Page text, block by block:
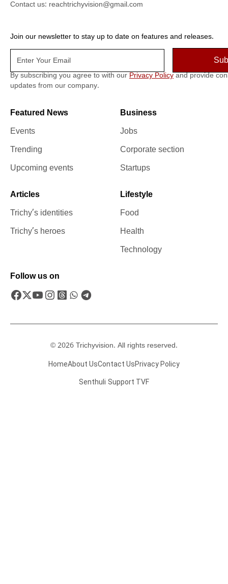
Contact us: reachtrichyvision@gmail.com
Join our newsletter to stay up to date on features and releases.
By subscribing you agree to with our Privacy Policy and provide
updates from our company.
Featured News
Events
Trending
Upcoming events
Business
Jobs
Corporate section
Startups
Articles
Trichy’s identities
Trichy’s heroes
Lifestyle
Food
Health
Technology
Follow us on
© 2026 Trichyvision. All rights reserved.
HomeAbout UsContact UsPrivacy Policy
Senthuli Support TVF